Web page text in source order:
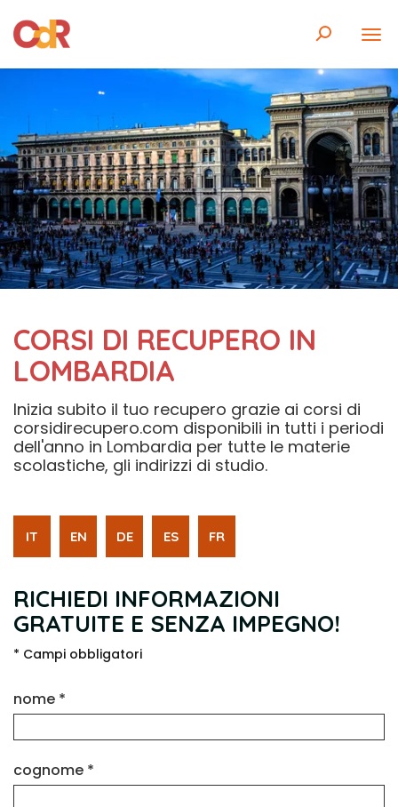
CORSI DI RECUPERO IN
LOMBARDIA
Inizia subito il tuo recupero grazie ai corsi di
corsidirecupero.com disponibili in tutti i periodi
dell'anno in Lombardia per tutte le materie
scolastiche, gli indirizzi di studio.
IT EN DE ES FR
RICHIEDI INFORMAZIONI
GRATUITE E SENZA IMPEGNO!
* Campi obbligatori
nome *
cognome *